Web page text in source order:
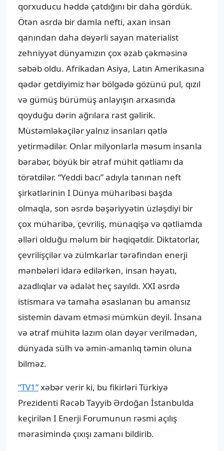
qorxuducu həddə çatdığını bir daha gördük.
Ötən əsrdə bir damla nefti, axan insan
qanından daha dəyərli sayan materialist
zehniyyət dünyamızın çox əzab çəkməsinə
səbəb oldu. Afrikadan Asiya, Latın Amerikasına
qədər getdiyimiz hər bölgədə gözünü pul, qızıl
və gümüş bürümüş anlayışın arxasında
qoyduğu dərin ağrılara rast gəlirik.
Müstəmləkəçilər yalnız insanları qətlə
yetirmədilər. Onlar milyonlarla məsum insanla
bərabər, böyük bir ətraf mühit qətliamı da
törətdilər. “Yeddi bacı” adıyla tanınan neft
şirkətlərinin I Dünya müharibəsi başda
olmaqla, son əsrdə bəşəriyyətin üzləşdiyi bir
çox müharibə, çevriliş, münaqişə və qətliamda
əlləri olduğu məlum bir həqiqətdir. Diktatorlar,
çevrilişçilər və zülmkarlar tərəfindən enerji
mənbələri idarə edilərkən, insan həyatı,
azadlıqlar və ədalət heç sayıldı. XXI əsrdə
istismara və tamaha əsaslanan bu amansız
sistemin davam etməsi mümkün deyil. İnsana
və ətraf mühitə lazım olan dəyər verilmədən,
dünyada sülh və əmin-amanlıq təmin oluna
bilməz.
“TV1”xəbər verir ki, bu fikirləri Türkiyə
Prezidenti Rəcəb Tayyib Ərdoğan İstanbulda
keçirilən I Enerji Forumunun rəsmi açılış
mərasimində çıxışı zamanı bildirib.